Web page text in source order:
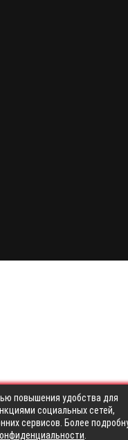
повышения удобства для
социальных сетей,
сервисов. Более